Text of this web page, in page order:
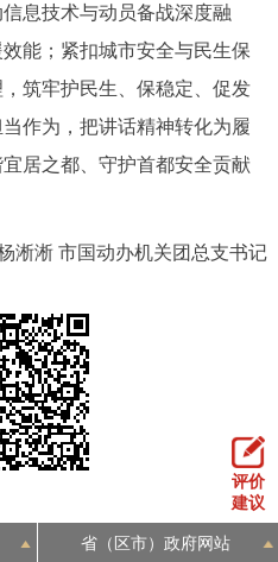
息技术与动员备战深度融
能；紧扣城市安全与民生保
筑牢护民生、保稳定、促发
作为，把讲话精神转化为履
居之都、守护首都安全贡献
淅 市国动办机关团总支书记
评价
建议
省（区市）政府网站